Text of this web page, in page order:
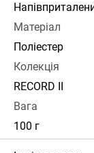
Матеріал
Поліестер
Колекція
RECORD II
Вага
100 г